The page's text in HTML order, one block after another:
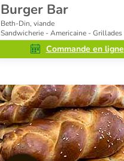
Burger Bar
Beth-Din, viande
Sandwicherie - Americaine - Grillades
Commande en ligne